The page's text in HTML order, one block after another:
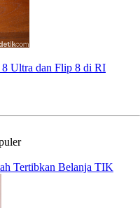
Ultra dan Flip 8 di RI
Tertibkan Belanja TIK